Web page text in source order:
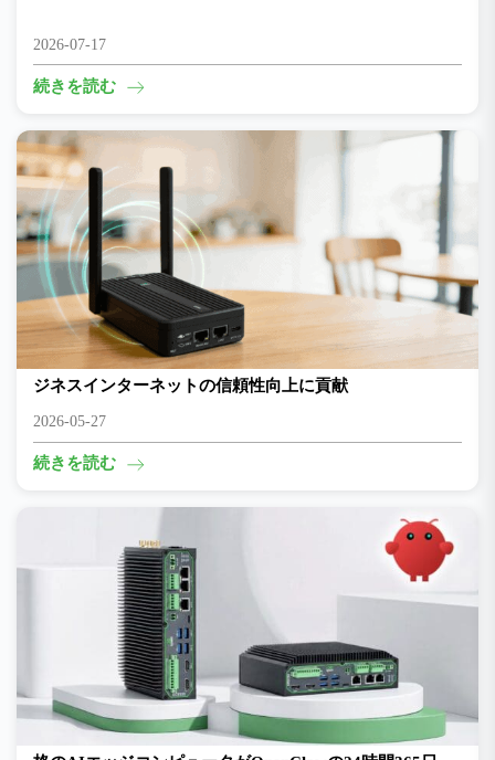
2026-07-17
続きを読む
新型5GルーターCR602がコーヒーショップの接続性とビ
ジネスインターネットの信頼性向上に貢献
2026-05-27
続きを読む
Mac miniの「常時稼働」機能はもう過去のもの――低価